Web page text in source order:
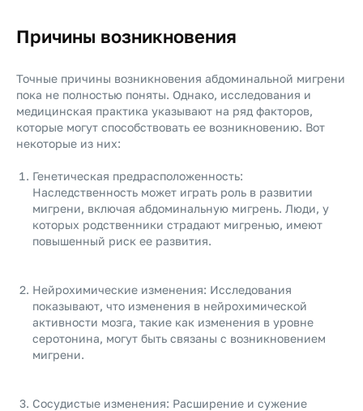
Причины возникновения
Точные причины возникновения абдоминальной мигрени
пока не полностью поняты. Однако, исследования и
медицинская практика указывают на ряд факторов,
которые могут способствовать ее возникновению. Вот
некоторые из них:
Генетическая предрасположенность:
Наследственность может играть роль в развитии
мигрени, включая абдоминальную мигрень. Люди, у
которых родственники страдают мигренью, имеют
повышенный риск ее развития.
Нейрохимические изменения: Исследования
показывают, что изменения в нейрохимической
активности мозга, такие как изменения в уровне
серотонина, могут быть связаны с возникновением
мигрени.
Сосудистые изменения: Расширение и сужение